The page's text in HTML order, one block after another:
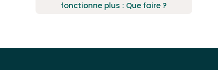
fonctionne plus : Que faire ?